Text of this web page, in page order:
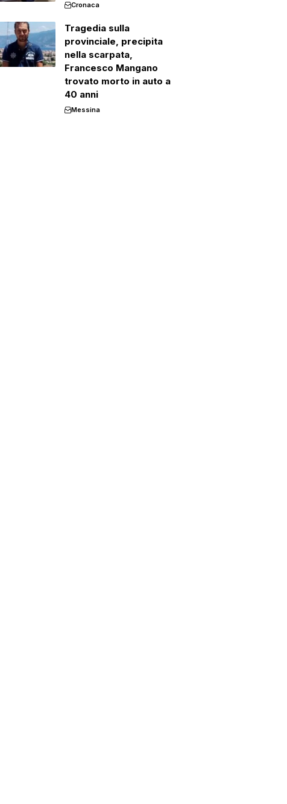
Cronaca
Tragedia sulla
provinciale, precipita
nella scarpata,
Francesco Mangano
trovato morto in auto a
40 anni
Messina